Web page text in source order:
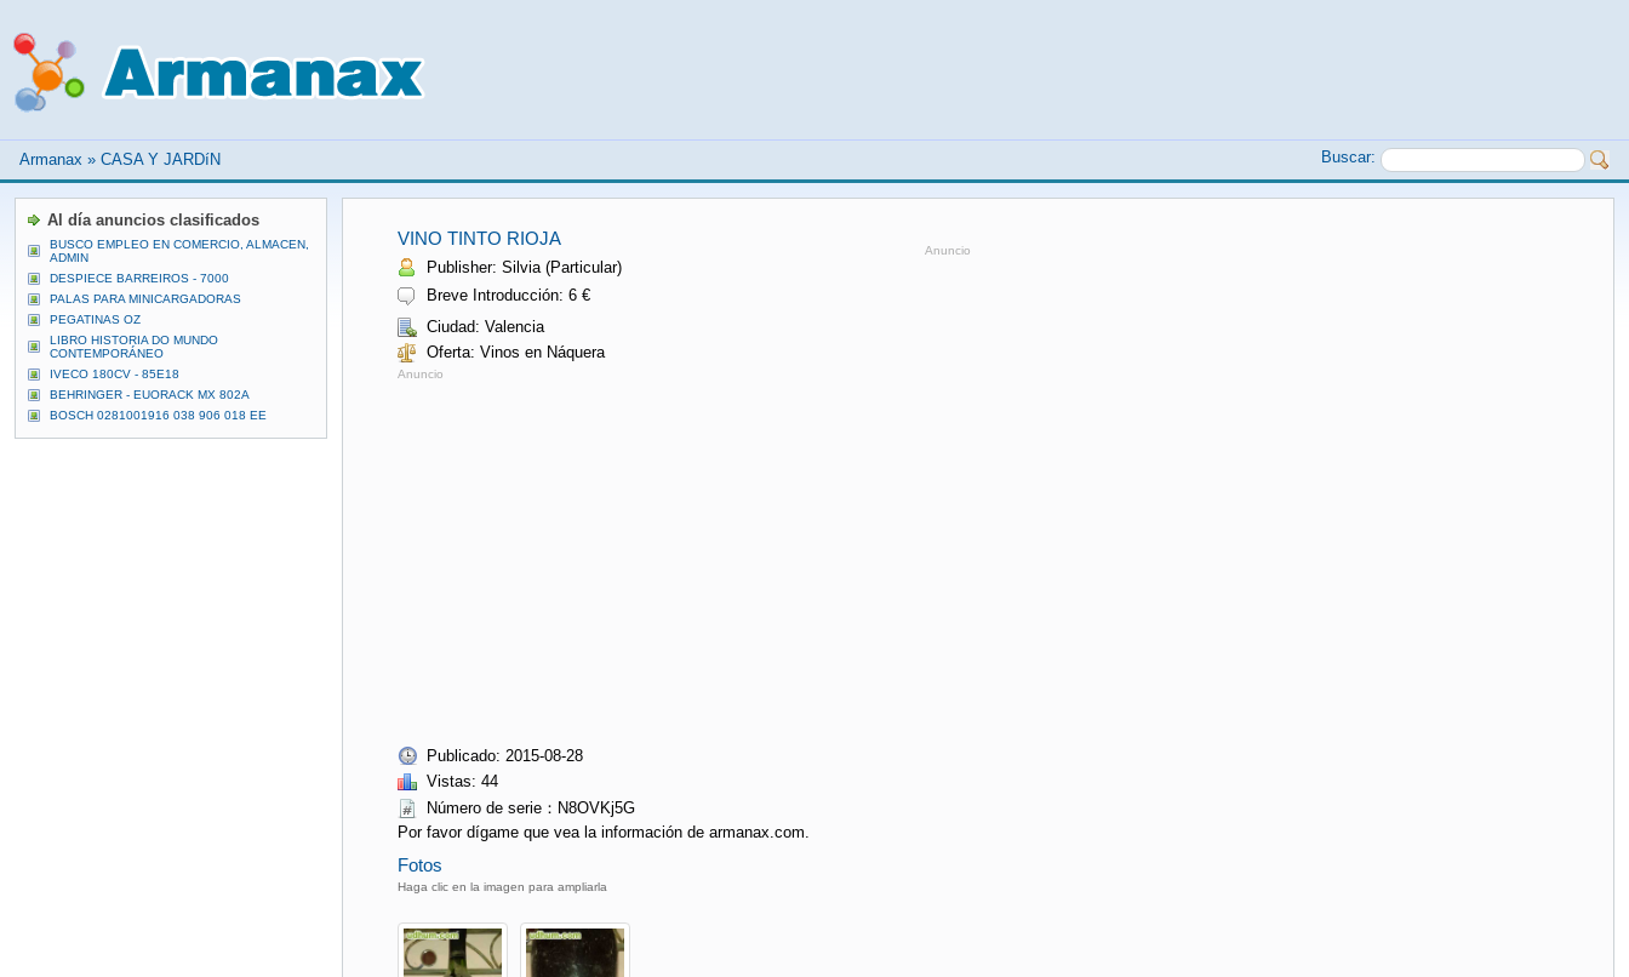
Armanax » CASA Y JARDíN Buscar:
VINO TINTO RIOJA
Publisher: Silvia (Particular)
Breve Introducción: 6 €
Ciudad: Valencia
Oferta: Vinos en Náquera
Anuncio
Publicado: 2015-08-28
Vistas: 44
Número de serie：N8OVKj5G
Por favor dígame que vea la información de armanax.com.
Fotos
Haga clic en la imagen para ampliarla
Anuncio
Al día anuncios clasificados
BUSCO EMPLEO EN COMERCIO, ALMACEN,
ADMIN
DESPIECE BARREIROS - 7000
PALAS PARA MINICARGADORAS
PEGATINAS OZ
LIBRO HISTORIA DO MUNDO
CONTEMPORÁNEO
IVECO 180CV - 85E18
BEHRINGER - EUORACK MX 802A
BOSCH 0281001916 038 906 018 EE